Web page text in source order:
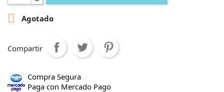
 Agotado
Compartir
Compra Segura
Paga con Mercado Pago